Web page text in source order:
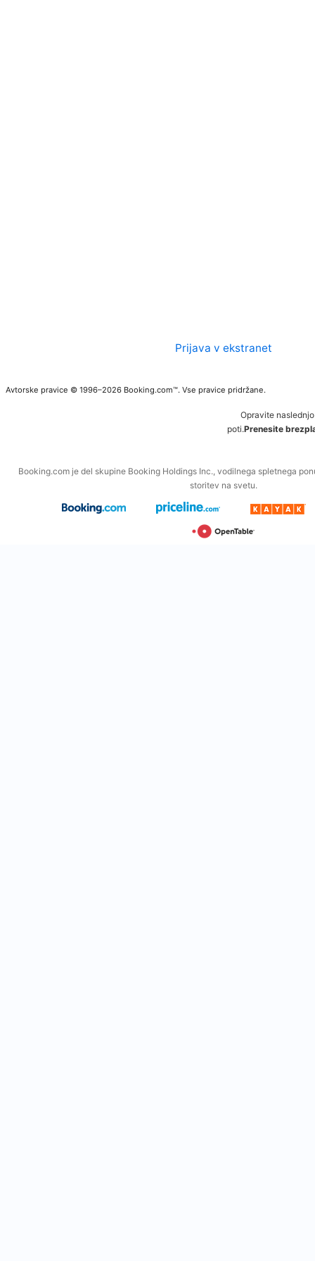
Prijava v ekstranet
Avtorske pravice © 1996–2026 Booking.com™. Vse pravice pridržane.
Opravite
poti.Prenesite
Booking.com je del skupine Booking Holdings Inc., vodilnega spletnega
storitev na svetu.